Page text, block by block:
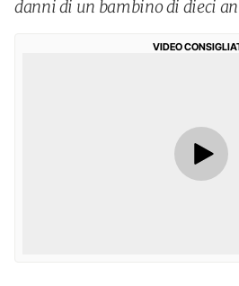
danni di un bambino di dieci
VIDEO